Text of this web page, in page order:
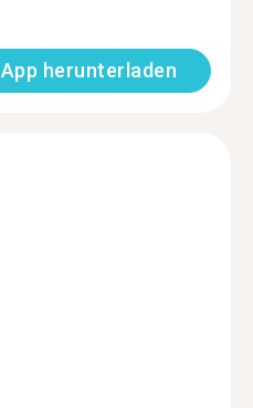
App herunterladen